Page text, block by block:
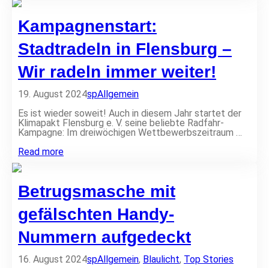
d
w
c
h
s
t
w
e
t
e
r
u
n
k
t
-
P
n
g
e
e
n
e
e
f
i
n
d
Kampagnenstart:
Stadtradeln in Flensburg –
Wir radeln immer weiter!
19. August 2024spAllgemein
Es ist wieder soweit! Auch in diesem Jahr startet der
Klimapakt Flensburg e. V. seine beliebte Radfahr-
Kampagne: Im dreiwöchigen Wettbewerbszeitraum …
Read moreK
a
g
n
e
s
t
a
Betrugsmasche mit
gefälschten Handy-
Nummern aufgedeckt
16. August 2024spAllgemein, Blaulicht, Top Stories